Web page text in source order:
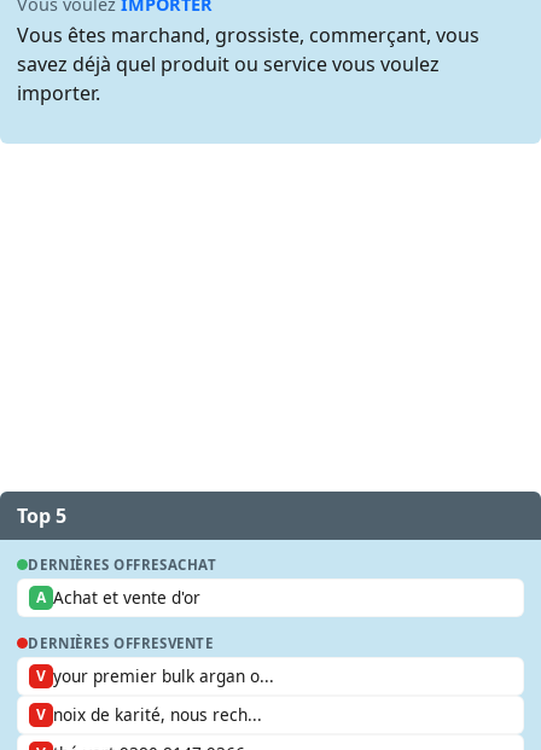
Vous êtes marchand, grossiste, commerçant, vous
savez déjà quel produit ou service vous voulez
importer.
Top 5
DERNIÈRES OFFRESACHAT
A Achat et vente d'or
DERNIÈRES OFFRESVENTE
V your premier bulk argan o...
V noix de karité, nous rech...